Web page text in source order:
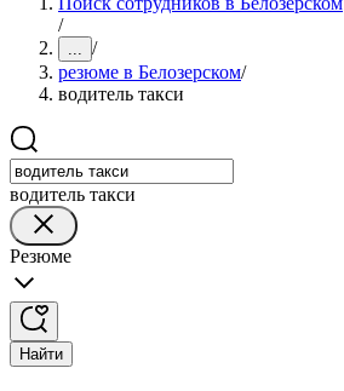
/
... /
резюме в Белозерском/
водитель такси
водитель такси
Резюме
Найти